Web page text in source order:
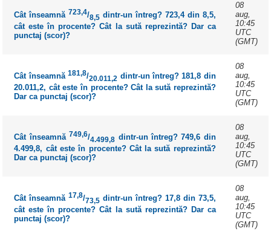
Cât înseamnă 723,4/8,5 dintr-un întreg? 723,4 din 8,5,
cât este în procente? Cât la sută reprezintă? Dar ca
punctaj (scor)?
08
aug,
10:45
UTC
(GMT)
Cât înseamnă181,8/20.011,2 dintr-un întreg? 181,8 din
20.011,2, cât este în procente? Cât la sută reprezintă?
Dar ca punctaj (scor)?
08
aug,
10:45
UTC
(GMT)
Cât înseamnă 749,6/4.499,8 dintr-un întreg? 749,6 din
4.499,8, cât este în procente? Cât la sută reprezintă?
Dar ca punctaj (scor)?
08
aug,
10:45
UTC
(GMT)
Cât înseamnă17,8/73,5 dintr-un întreg? 17,8 din 73,5,
cât este în procente? Cât la sută reprezintă? Dar ca
punctaj (scor)?
08
aug,
10:45
UTC
(GMT)